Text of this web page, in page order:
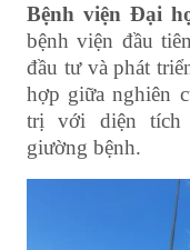
Bệnh viện Đại
bệnh viện đầu
đầu tư và phát
hợp giữa nghiên
trị với diện tích
giường bệnh.